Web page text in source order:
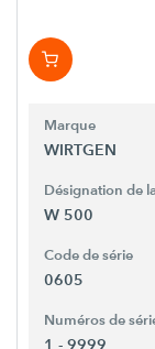
Marque
WIRTGEN
Désignation de
W 500
Code de série
0605
Numéros de
1 - 9999